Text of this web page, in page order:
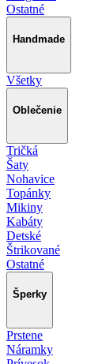
Ostatné
Handmade
Všetky
Oblečenie
Tričká
Šaty
Nohavice
Topánky
Mikiny
Kabáty
Detské
Štrikované
Ostatné
Šperky
Prstene
Náramky